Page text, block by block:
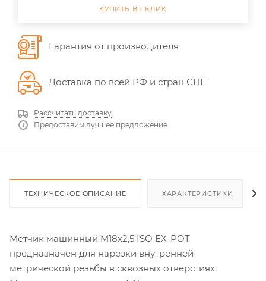
КУПИТЬ В 1 КЛИК
Гарантия от производителя
Доставка по всей РФ и стран СНГ
Рассчитать доставку
Предоставим лучшее предложение
ТЕХНИЧЕСКОЕ ОПИСАНИЕ ХАРАКТЕРИСТИКИ
Метчик машинный M18х2,5 ISO EX-POT
предназначен для нарезки внутренней
метрической резьбы в сквозных отверстиях.